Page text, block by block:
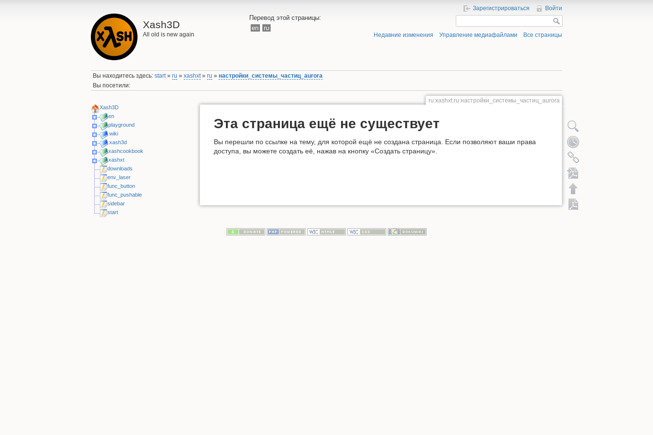
Перевод этой страницы:
en
ru
Xash3D
All old is new again
Зарегистрироваться Войти
Недавние изменения Управление медиафайлами Все страницы
Вы находитесь здесь:start»ru »xashxt»ru »настройки_системы_частиц_aurora
Вы посетили:
Xash3D
en
playground
wiki
xash3d
xashcookbook
xashxt
downloads
env_laser
func_button
func_pushable
sidebar
start
ru:xashxt:ru:настройки_системы_частиц_aurora
Эта страница ещё не существует
Вы перешли по ссылке на тему, для которой ещё не создана страница. Если позволяют ваши права
доступа, вы можете создать её, нажав на кнопку «Создать страницу».